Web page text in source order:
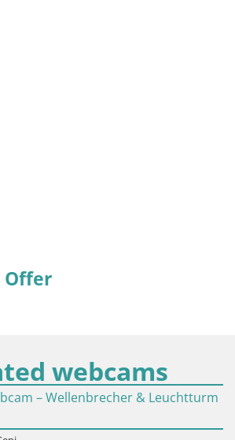
Offer
webcams